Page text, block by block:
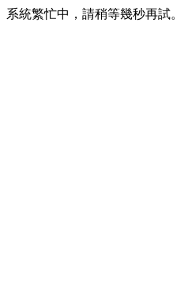
系統繁忙中，請稍等幾秒再試。